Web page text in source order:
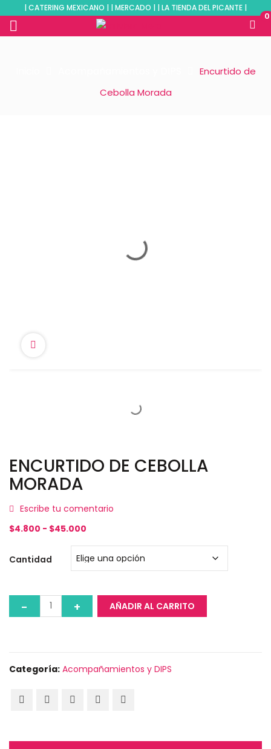
| CATERING MEXICANO | | MERCADO | | LA TIENDA DEL PICANTE |
0
Encurtido de
Cebolla Morada
ENCURTIDO DE CEBOLLA
MORADA
Escribe tu comentario
$4.800 - $45.000
de
precios:
desde
hasta
$45.000
Cantidad
AÑADIR AL CARRITO
Categoría: Acompañamientos y DIPS